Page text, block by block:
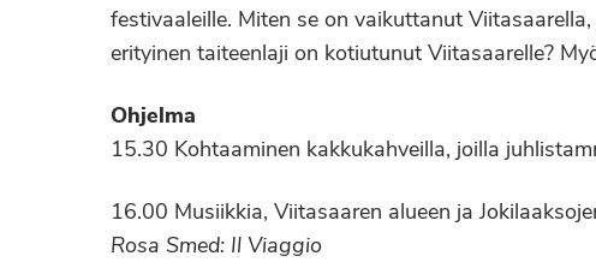
festivaaleille. Miten se on vaikuttanut
erityinen taiteenlaji on kotiutunut Viitasaarelle?
Ohjelma
15.30 Kohtaaminen kakkukahveilla, joilla
16.00 Musiikkia, Viitasaaren alueen ja
Rosa Smed: Il Viaggio